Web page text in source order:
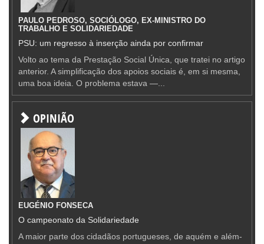
PAULO PEDROSO, SOCIÓLOGO, EX-MINISTRO DO
TRABALHO E SOLIDARIEDADE
PSU: um regresso à inserção ainda por confirmar
Volto ao tema da Prestação Social Única, que tratei no artigo
anterior. A simplificação dos apoios sociais é, em si mesma,
uma boa ideia. O problema estava —...
OPINIÃO
EUGÉNIO FONSECA
O campeonato da Solidariedade
A maior parte dos cidadãos portugueses, de aquém e além-